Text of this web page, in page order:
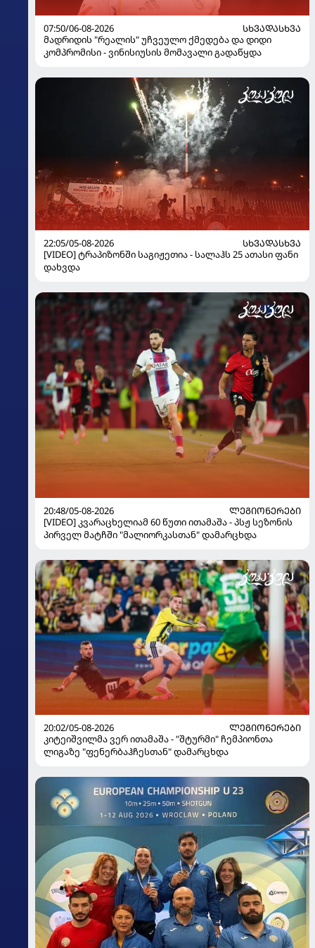
07:50/06-08-2026
ᲡᲮᲕᲐᲓᲐᲡᲮᲕᲐ
მადრიდის "რეალის" უჩვეულო ქმედება და დიდი
კომპრომისი - ვინისიუსის მომავალი გადაწყდა
22:05/05-08-2026
ᲡᲮᲕᲐᲓᲐᲡᲮᲕᲐ
[VIDEO] ტრაპიზონში საგიჟეთია - სალაჰს 25 ათასი ფანი
დახვდა
20:48/05-08-2026
ᲚᲔᲒᲘᲝᲜᲔᲠᲔᲑᲘ
[VIDEO] კვარაცხელიამ 60 წუთი ითამაშა - პსჟ სეზონის
პირველ მატჩში "მალიორკასთან" დამარცხდა
20:02/05-08-2026
ᲚᲔᲒᲘᲝᲜᲔᲠᲔᲑᲘ
კიტეიშვილმა ვერ ითამაშა - "შტურმი" ჩემპიონთა
ლიგაზე "ფენერბაჰჩესთან" დამარცხდა